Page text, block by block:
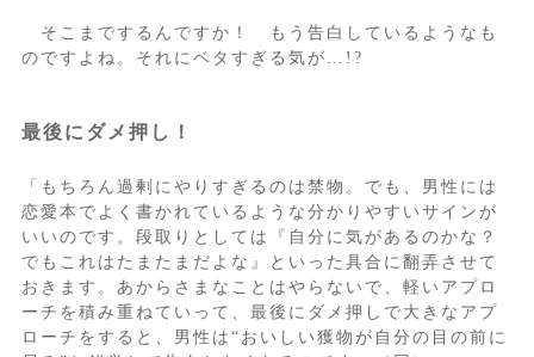
そこまでするんですか！ もう告白しているようなも
のですよね。それにベタすぎる気が…!?
最後にダメ押し！
「もちろん過剰にやりすぎるのは禁物。でも、男性には
恋愛本でよく書かれているような分かりやすいサインが
いいのです。段取りとしては『自分に気があるのかな？
でもこれはたまたまだよな』といった具合に翻弄させて
おきます。あからさまなことはやらないで、軽いアプロ
ーチを積み重ねていって、最後にダメ押しで大きなアプ
ローチをすると、男性は“おいしい獲物が自分の目の前に